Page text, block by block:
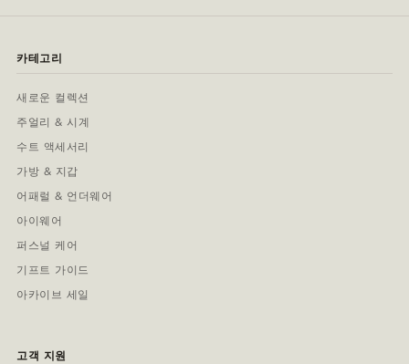
카테고리
새로운 컬렉션
주얼리 & 시계
수트 액세서리
가방 & 지갑
어패럴 & 언더웨어
아이웨어
퍼스널 케어
기프트 가이드
아카이브 세일
고객 지원